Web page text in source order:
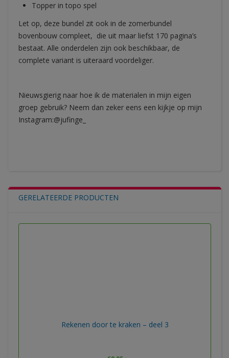
Topper in topo spel
Let op, deze bundel zit ook in de zomerbundel
bovenbouw compleet, die uit maar liefst 170 pagina’s
bestaat. Alle onderdelen zijn ook beschikbaar, de
complete variant is uiteraard voordeliger.
Nieuwsgierig naar hoe ik de materialen in mijn eigen
groep gebruik? Neem dan zeker eens een kijkje op mijn
Instagram:@jufinge_
GERELATEERDE PRODUCTEN
Rekenen door te kraken – deel 3